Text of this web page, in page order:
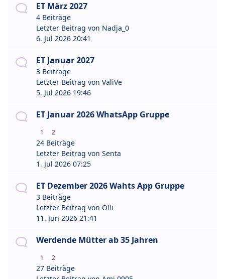
ET März 2027
4 Beiträge
Letzter Beitrag von Nadja_0
6. Jul 2026 20:41
ET Januar 2027
3 Beiträge
Letzter Beitrag von ValiVe
5. Jul 2026 19:46
ET Januar 2026 WhatsApp Gruppe
1 2
24 Beiträge
Letzter Beitrag von Senta
1. Jul 2026 07:25
ET Dezember 2026 Wahts App Gruppe
3 Beiträge
Letzter Beitrag von Olli
11. Jun 2026 21:41
Werdende Mütter ab 35 Jahren
1 2
27 Beiträge